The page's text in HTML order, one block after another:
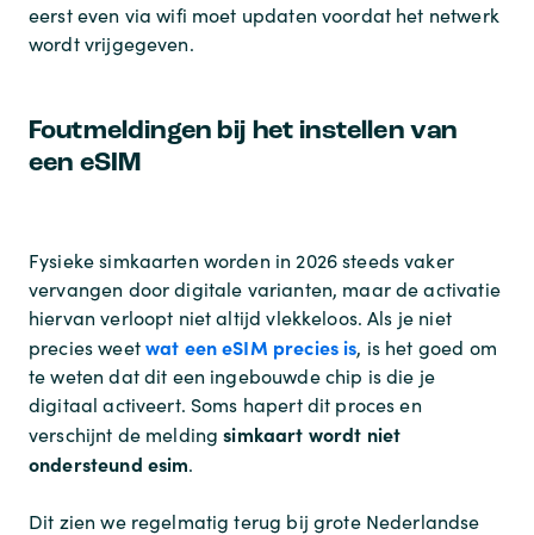
eerst even via wifi moet updaten voordat het netwerk
wordt vrijgegeven.
Foutmeldingen bij het instellen van
een eSIM
Fysieke simkaarten worden in 2026 steeds vaker
vervangen door digitale varianten, maar de activatie
hiervan verloopt niet altijd vlekkeloos. Als je niet
precies weetwat een eSIM precies is, is het goed om
te weten dat dit een ingebouwde chip is die je
digitaal activeert. Soms hapert dit proces en
verschijnt de meldingsimkaart wordt niet
ondersteund esim.
Dit zien we regelmatig terug bij grote Nederlandse